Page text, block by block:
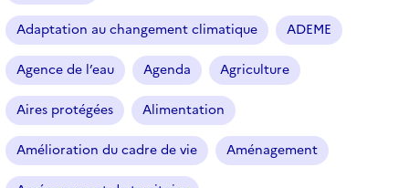
i
c
l
s
Adaptation au changement climatique ADEME
Agence de l’eau Agenda Agriculture
Aires protégées Alimentation
Amélioration du cadre de vie Aménagement